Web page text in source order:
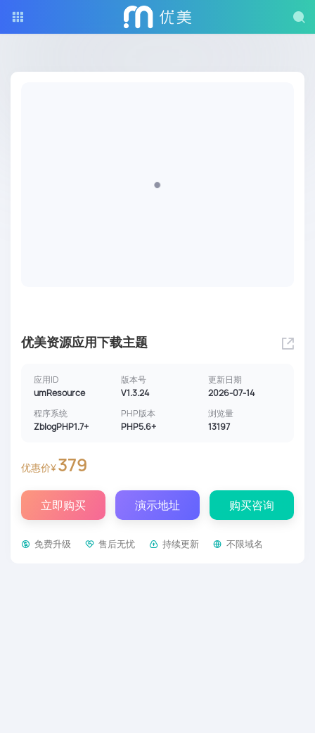
优美资源应用下载主题
应用ID
umResource
版本号
V1.3.24
更新日期
2026-07-14
程序系统
ZblogPHP1.7+
PHP版本
PHP5.6+
浏览量
13197
优惠价¥379
立即购买 演示地址 购买咨询
免费升级 售后无忧 持续更新 不限域名